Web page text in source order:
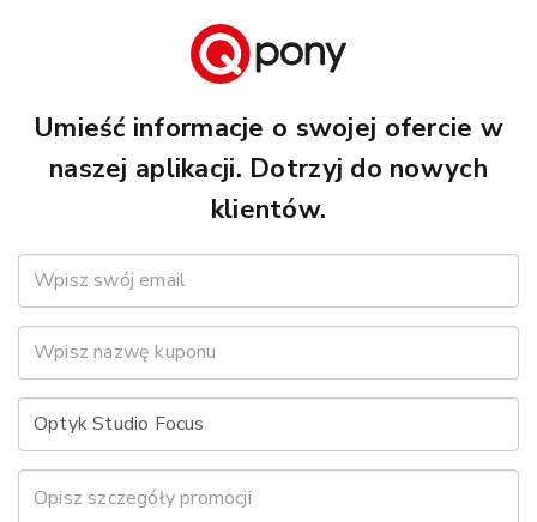
Umieść informacje o swojej ofercie w
naszej aplikacji. Dotrzyj do nowych
klientów.